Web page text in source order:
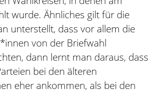
wurde. Ähnliches gilt für die
unterstellt, dass vor allem die
von der Briefwahl
dann lernt man daraus, dass
bei den älteren
eher ankommen, als bei den